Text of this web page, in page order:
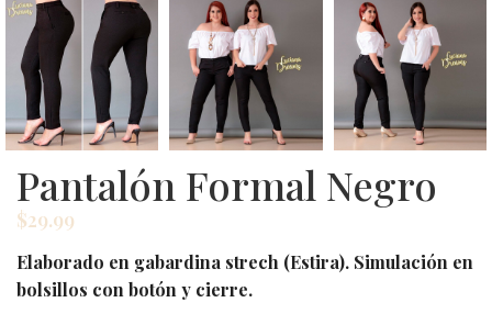
Pantalón Formal Negro
$29.99
Elaborado en gabardina strech (Estira). Simulación en
bolsillos con botón y cierre.